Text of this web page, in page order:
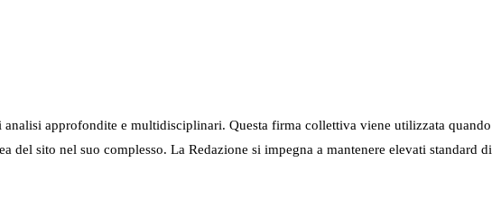
approfondite e multidisciplinari. Questa firma collettiva viene utilizzata quando
sito nel suo complesso. La Redazione si impegna a mantenere elevati standard di